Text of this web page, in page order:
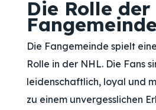
Die Rolle der
Fangemeinde
Die Fangemeinde spielt
Rolle in der NHL. Die Fans
leidenschaftlich, loyal und
zu einem unvergesslichen